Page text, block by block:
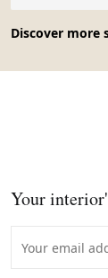
Discover more
Your